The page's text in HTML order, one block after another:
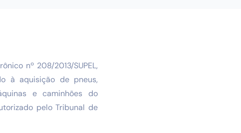
nº 208/2013/SUPEL,
à aquisição de pneus,
e caminhões do
pelo Tribunal de